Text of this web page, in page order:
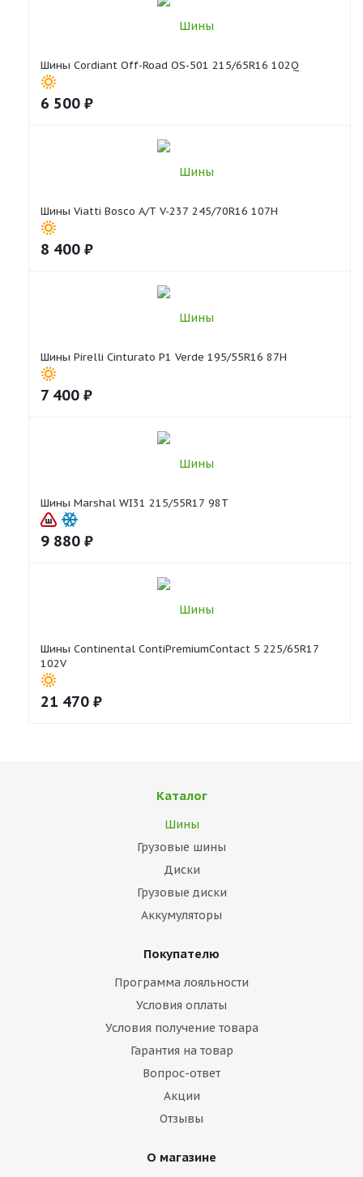
Шины Cordiant Off-Road OS-501 215/65R16 102Q
6 500 ₽
Шины Viatti Bosco A/T V-237 245/70R16 107H
8 400 ₽
Шины Pirelli Cinturato P1 Verde 195/55R16 87H
7 400 ₽
Шины Marshal WI31 215/55R17 98T
9 880 ₽
Шины Continental ContiPremiumContact 5 225/65R17
102V
21 470 ₽
Каталог
Шины
Грузовые шины
Диски
Грузовые диски
Аккумуляторы
Покупателю
Программа лояльности
Условия оплаты
Условия получение товара
Гарантия на товар
Вопрос-ответ
Акции
Отзывы
О магазине